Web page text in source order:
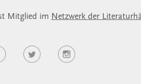
Mitglied im Netzwerk der